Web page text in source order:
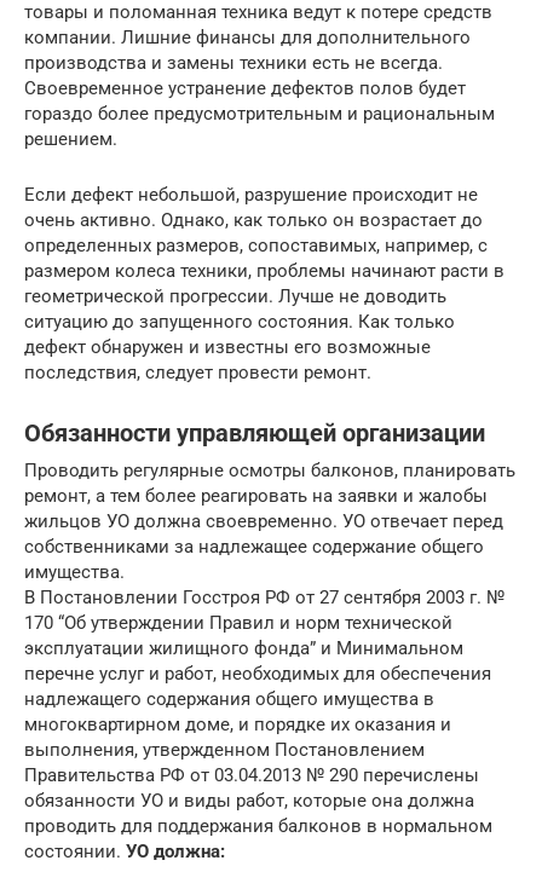
товары и поломанная техника ведут к потере средств
компании. Лишние финансы для дополнительного
производства и замены техники есть не всегда.
Своевременное устранение дефектов полов будет
гораздо более предусмотрительным и рациональным
решением.
Если дефект небольшой, разрушение происходит не
очень активно. Однако, как только он возрастает до
определенных размеров, сопоставимых, например, с
размером колеса техники, проблемы начинают расти в
геометрической прогрессии. Лучше не доводить
ситуацию до запущенного состояния. Как только
дефект обнаружен и известны его возможные
последствия, следует провести ремонт.
Обязанности управляющей организации
Проводить регулярные осмотры балконов, планировать
ремонт, а тем более реагировать на заявки и жалобы
жильцов УО должна своевременно. УО отвечает перед
собственниками за надлежащее содержание общего
имущества.
В Постановлении Госстроя РФ от 27 сентября 2003 г. №
170 “Об утверждении Правил и норм технической
эксплуатации жилищного фонда” и Минимальном
перечне услуг и работ, необходимых для обеспечения
надлежащего содержания общего имущества в
многоквартирном доме, и порядке их оказания и
выполнения, утвержденном Постановлением
Правительства РФ от 03.04.2013 № 290 перечислены
обязанности УО и виды работ, которые она должна
проводить для поддержания балконов в нормальном
состоянии. УО должна: